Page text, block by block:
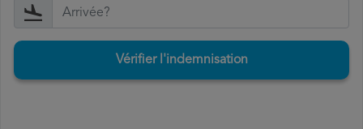
Vérifier l'indemnisation